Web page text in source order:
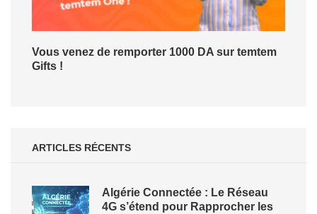
Vous venez de remporter 1000 DA sur temtem
Gifts !
ARTICLES RÉCENTS
Algérie Connectée : Le Réseau
4G s’étend pour Rapprocher les